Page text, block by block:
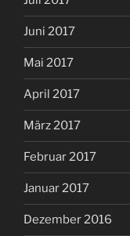
Juni 2017
Mai 2017
April 2017
März 2017
Februar 2017
Januar 2017
Dezember 2016